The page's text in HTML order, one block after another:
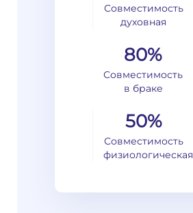
Совместимость
духовная
80%
Совместимость
в браке
50%
Совместимость
физиологическая